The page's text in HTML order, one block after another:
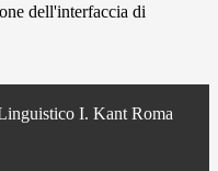
dell'interfaccia di
I. Kant Roma